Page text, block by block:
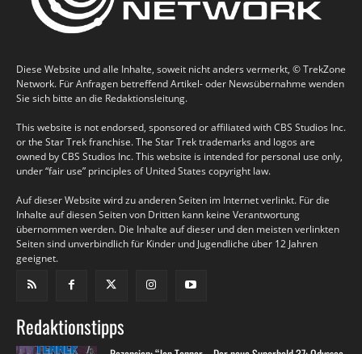
Diese Website und alle Inhalte, soweit nicht anders vermerkt, © TrekZone
Network. Für Anfragen betreffend Artikel- oder Newsübernahme wenden
Sie sich bitte an die Redaktionsleitung.
This website is not endorsed, sponsored or affiliated with CBS Studios Inc.
or the Star Trek franchise. The Star Trek trademarks and logos are
owned by CBS Studios Inc. This website is intended for personal use only,
under “fair use” principles of United States copyright law.
Auf dieser Website wird zu anderen Seiten im Internet verlinkt. Für die
Inhalte auf diesen Seiten von Dritten kann keine Verantwortung
übernommen werden. Die Inhalte auf dieser und den meisten verlinkten
Seiten sind unverbindlich für Kinder und Jugendliche über 12 Jahren
geeignet.
Redaktionstipps